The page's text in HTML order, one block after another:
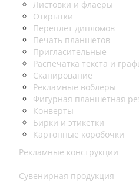
Листовки и флаеры
Открытки
Переплет дипломов
Печать планшетов
Пригласительные
Распечатка текста и
Сканирование
Рекламные воблеры
Фигурная планшетная
Конверты
Бирки и этикетки
Картонные коробочки
Рекламные конструкции
Сувенирная продукция